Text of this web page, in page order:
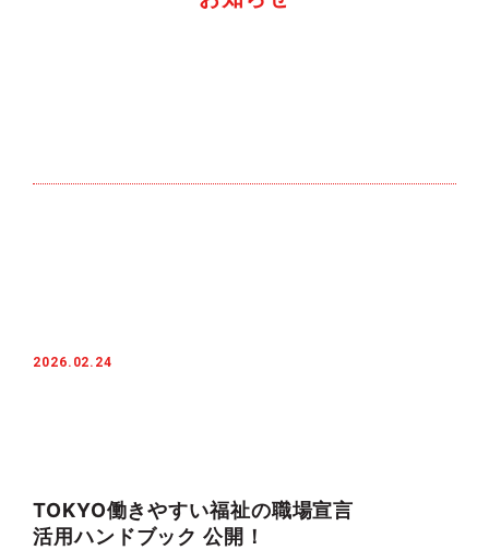
2026.02.24
TOKYO働きやすい福祉の職場宣言
活用ハンドブック 公開！